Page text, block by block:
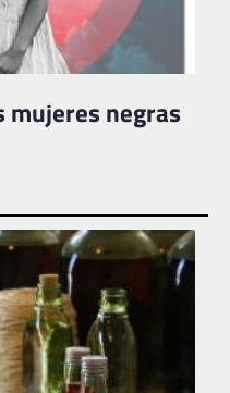
mujeres negras